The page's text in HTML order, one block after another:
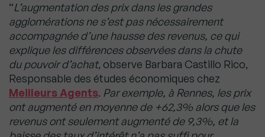
“L’augmentation des prix dans les grandes
agglomérations ne s’est pas nécessairement
accompagnée d’une hausse des revenus, ce qui
explique les différences observées dans la chute
du pouvoir d’achat, observe Barbara Castillo Rico,
Responsable des études économiques chez
Meilleurs Agents. Par exemple, à Rennes, les prix
ont augmenté en moyenne de +62,3% alors que les
revenus ont seulement augmenté de 9,3%, et la